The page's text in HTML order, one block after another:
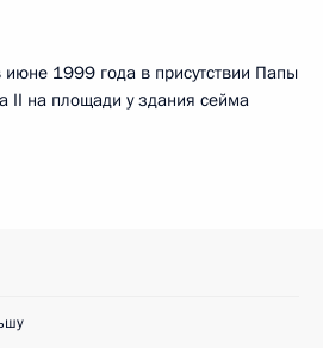
1999 года в присутствии Папы
II на площади у здания сейма